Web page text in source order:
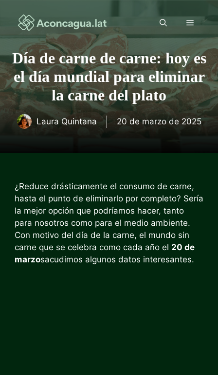
contenido
Menú
Día de carne de carne: hoy es
el día mundial para eliminar
la carne del plato
Laura Quintana 20 de marzo de 2025
¿Reduce drásticamente el consumo de carne,
hasta el punto de eliminarlo por completo? Sería
la mejor opción que podríamos hacer, tanto
para nosotros como para el medio ambiente.
Con motivo del día de la carne, el mundo sin
carne que se celebra como cada año el 20 de
marzosacudimos algunos datos interesantes.